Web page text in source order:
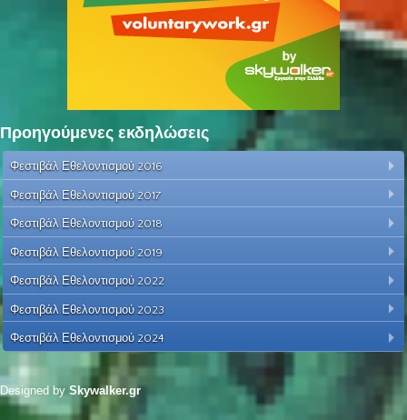
Προηγούμενες εκδηλώσεις
Φεστιβάλ Εθελοντισμού 2016
Φεστιβάλ Εθελοντισμού 2017
Φεστιβάλ Εθελοντισμού 2018
Φεστιβάλ Εθελοντισμού 2019
Φεστιβάλ Εθελοντισμού 2022
Φεστιβάλ Εθελοντισμού 2023
Φεστιβάλ Εθελοντισμού 2024
Designed by Skywalker.gr